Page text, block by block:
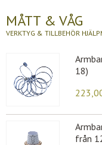
MÅTT & VÅG
VERKTYG & TILLBEHÖR
18)
från